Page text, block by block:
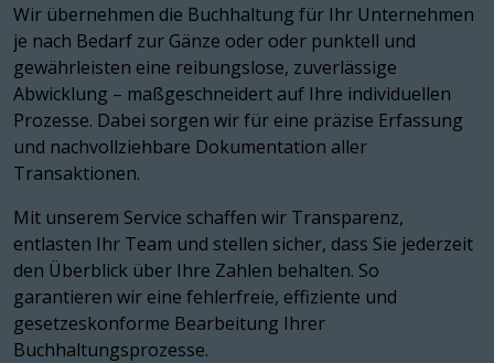
Wir übernehmen die Buchhaltung für Ihr Unternehmen
je nach Bedarf zur Gänze oder oder punktell und
gewährleisten eine reibungslose, zuverlässige
Abwicklung – maßgeschneidert auf Ihre individuellen
Prozesse. Dabei sorgen wir für eine präzise Erfassung
und nachvollziehbare Dokumentation aller
Transaktionen.
Mit unserem Service schaffen wir Transparenz,
entlasten Ihr Team und stellen sicher, dass Sie jederzeit
den Überblick über Ihre Zahlen behalten. So
garantieren wir eine fehlerfreie, effiziente und
gesetzeskonforme Bearbeitung Ihrer
Buchhaltungsprozesse.